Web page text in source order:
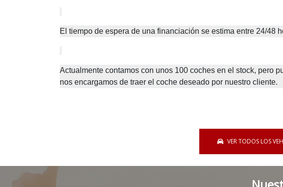
El tiempo de espera de una financiación se estima entre 24/48
Actualmente contamos con unos 100 coches en el stock, pero
nos encargamos de traer el coche deseado por nuestro cliente.
VER TODOS LOS